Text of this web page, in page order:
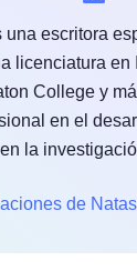
una escritora
licenciatura en
College y
en el
la
de